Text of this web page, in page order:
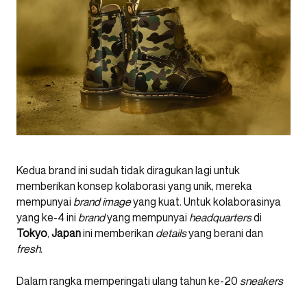
Kedua brand ini sudah tidak diragukan lagi untuk
memberikan konsep kolaborasi yang unik, mereka
mempunyai brand imageyang kuat. Untuk kolaborasinya
yang ke-4 ini brandyang mempunyai headquartersdi
Tokyo, Japanini memberikan detailsyang berani dan
fresh.
Dalam rangka memperingati ulang tahun ke-20 sneakers